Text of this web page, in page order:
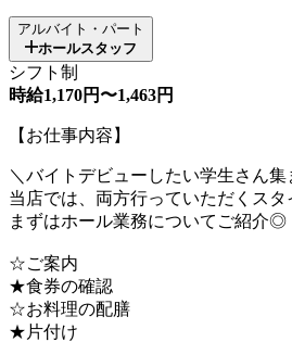
アルバイト・パート
ホールスタッフ
シフト制
時給1,170円〜1,463円
【お仕事内容】
＼バイトデビューしたい学生さん
当店では、両方行っていただくスタ
まずはホール業務についてご紹介◎
☆ご案内
★食券の確認
☆お料理の配膳
★片付け